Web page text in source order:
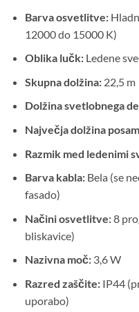
Barva osvetlitve:
12000 do 15000 K)
Oblika lučk:Ledene
Skupna dolžina:22,5 m
Dolžina svetlobnega
Največja dolžina
Razmik med ledenimi
Barva kabla:Bela (se
fasado)
Načini osvetlitve:8
bliskavice)
Nazivna moč:3,6 W
Razred zaščite:IP44
uporabo)